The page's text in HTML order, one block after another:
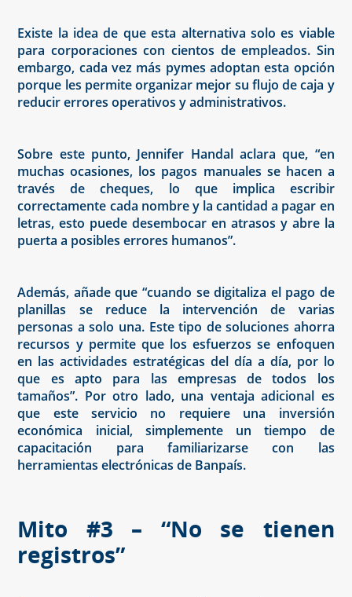
Existe la idea de que esta alternativa solo es viable
para corporaciones con cientos de empleados. Sin
embargo, cada vez más pymes adoptan esta opción
porque les permite organizar mejor su flujo de caja y
reducir errores operativos y administrativos.
Sobre este punto, Jennifer Handal aclara que, “en
muchas ocasiones, los pagos manuales se hacen a
través de cheques, lo que implica escribir
correctamente cada nombre y la cantidad a pagar en
letras, esto puede desembocar en atrasos y abre la
puerta a posibles errores humanos”.
Además, añade que “cuando se digitaliza el pago de
planillas se reduce la intervención de varias
personas a solo una. Este tipo de soluciones ahorra
recursos y permite que los esfuerzos se enfoquen
en las actividades estratégicas del día a día, por lo
que es apto para las empresas de todos los
tamaños”. Por otro lado, una ventaja adicional es
que este servicio no requiere una inversión
económica inicial, simplemente un tiempo de
capacitación para familiarizarse con las
herramientas electrónicas de Banpaís.
Mito #3 – “No se tienen
registros”